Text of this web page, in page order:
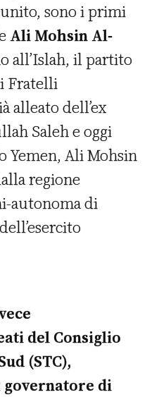
sono i primi
Ali Mohsin Al-
all’Islah, il partito
Fratelli
alleato dell’ex
Saleh e oggi
Yemen, Ali Mohsin
regione
autonoma di
del Consiglio
(STC),
governatore di